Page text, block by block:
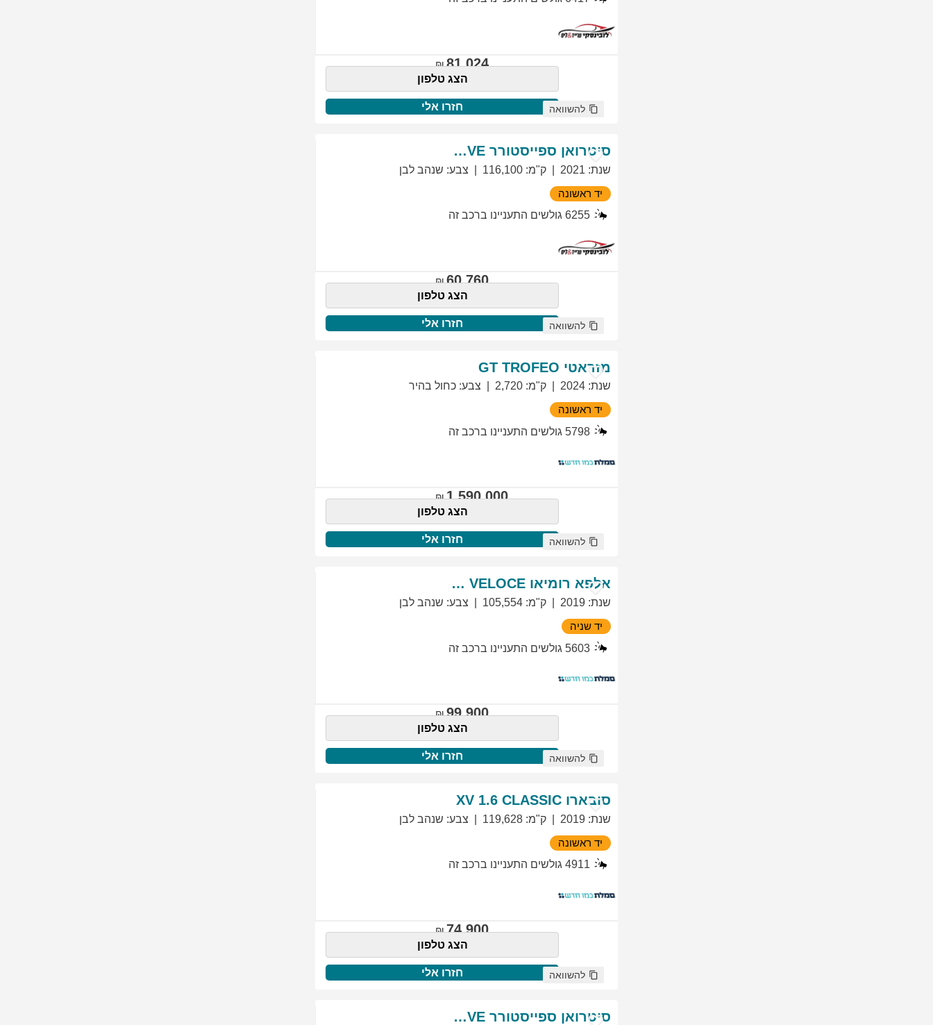
81,024
הצג טלפון
חזרו אלי להשוואה
סיטרואן ספייסטורר EXCLUSIVE
שנת:
2021 ק"מ:
116,100 צבע: שנהב לבן
יד ראשונה
6255 גולשים התעניינו ברכב זה
60,760
הצג טלפון
חזרו אלי להשוואה
מזראטי GT TROFEO
שנת:
2024 ק"מ:
2,720 צבע: כחול בהיר
יד ראשונה
5798 גולשים התעניינו ברכב זה
1,590,000
הצג טלפון
חזרו אלי להשוואה
אלפא רומיאו GIULIETTA VELOCE
שנת:
2019 ק"מ:
105,554 צבע: שנהב לבן
יד שניה
5603 גולשים התעניינו ברכב זה
99,900
הצג טלפון
חזרו אלי להשוואה
סובארו XV 1.6 CLASSIC
שנת:
2019 ק"מ:
119,628 צבע: שנהב לבן
יד ראשונה
4911 גולשים התעניינו ברכב זה
74,900
הצג טלפון
חזרו אלי להשוואה
סיטרואן ספייסטורר EXCLUSIVE